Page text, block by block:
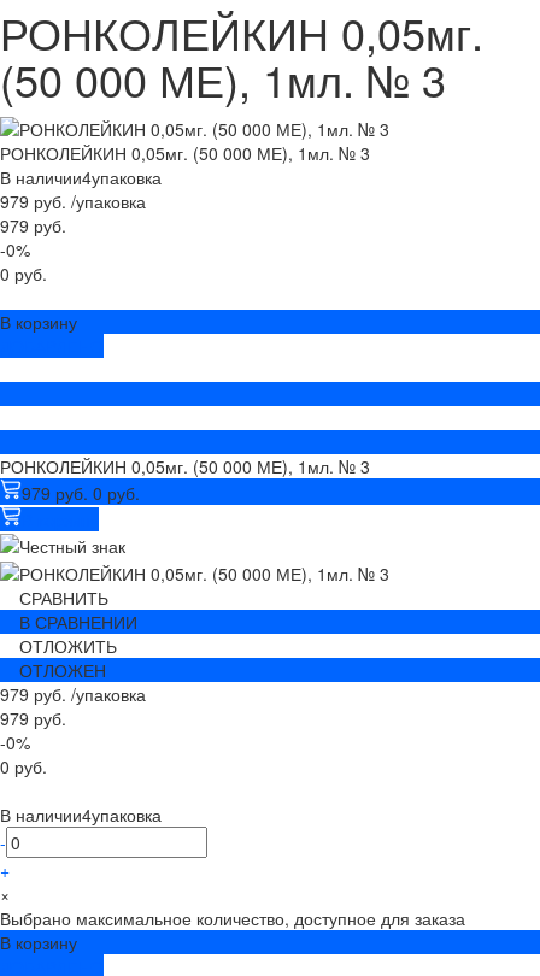
РОНКОЛЕЙКИН 0,05мг.
(50 000 МЕ), 1мл. № 3
РОНКОЛЕЙКИН 0,05мг. (50 000 МЕ), 1мл. № 3
В наличии4упаковка
979 руб. /упаковка
979 руб.
-0%
0 руб.
В корзину
РОНКОЛЕЙКИН 0,05мг. (50 000 МЕ), 1мл. № 3
979 руб. 0 руб.
СРАВНИТЬ
В СРАВНЕНИИ
ОТЛОЖИТЬ
ОТЛОЖЕН
979 руб. /упаковка
979 руб.
-0%
0 руб.
В наличии4упаковка
-
+
×
Выбрано максимальное количество, доступное для заказа
В корзину